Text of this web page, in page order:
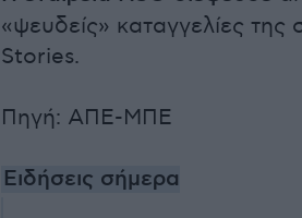
«ψευδείς» καταγγελίες
Stories.
Πηγή: ΑΠΕ-ΜΠΕ
Ειδήσεις σήμερα